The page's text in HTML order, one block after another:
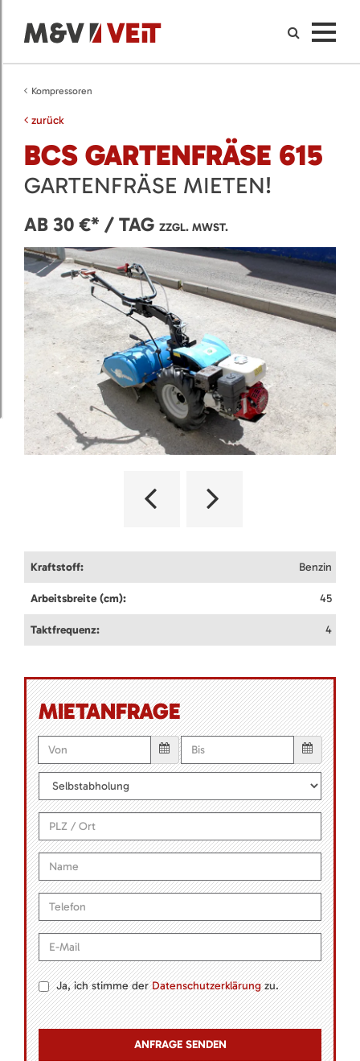
Kompressoren
zurück
BCS GARTENFRÄSE 615
GARTENFRÄSE MIETEN!
AB 30 €* / TAG ZZGL. MWST.
Kraftstoff: Benzin
Arbeitsbreite (cm): 45
Taktfrequenz: 4
MIETANFRAGE
Ja, ich stimme derDatenschutzerklärungzu.